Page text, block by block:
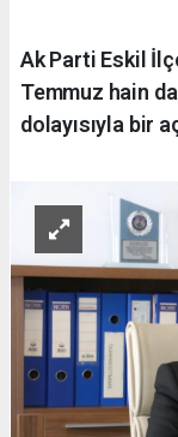
Ak Parti Eskil
Temmuz hain
dolayısıyla bir